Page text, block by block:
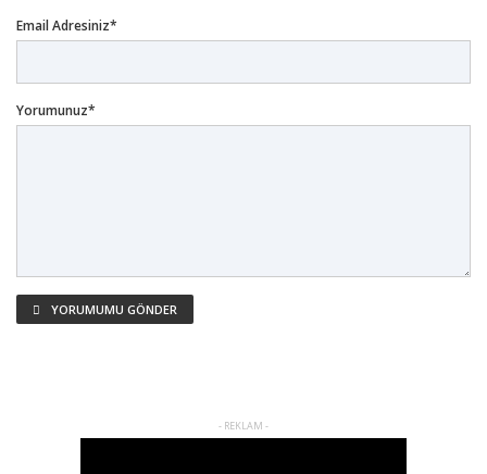
Email Adresiniz*
Yorumunuz*
YORUMUMU GÖNDER
- REKLAM -